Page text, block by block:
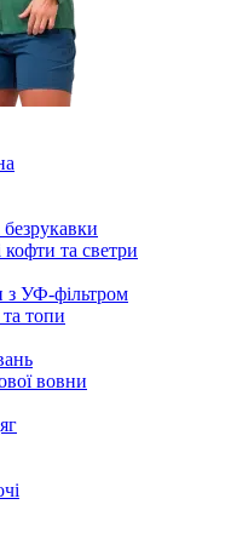
кофти та светри
з УФ-фільтром
топи
вовни